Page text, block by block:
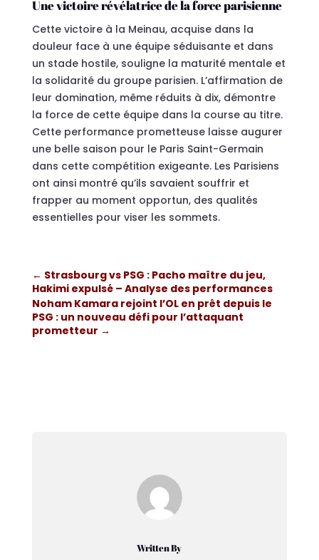
Une victoire révélatrice de la force parisienne
Cette victoire à la Meinau, acquise dans la
douleur face à une équipe séduisante et dans
un stade hostile, souligne la maturité mentale et
la solidarité du groupe parisien. L’affirmation de
leur domination, même réduits à dix, démontre
la force de cette équipe dans la course au titre.
Cette performance prometteuse laisse augurer
une belle saison pour le Paris Saint-Germain
dans cette compétition exigeante. Les Parisiens
ont ainsi montré qu’ils savaient souffrir et
frapper au moment opportun, des qualités
essentielles pour viser les sommets.
← Strasbourg vs PSG : Pacho maître du jeu,
Hakimi expulsé – Analyse des performances
Noham Kamara rejoint l’OL en prêt depuis le
PSG : un nouveau défi pour l’attaquant
prometteur →
Written By